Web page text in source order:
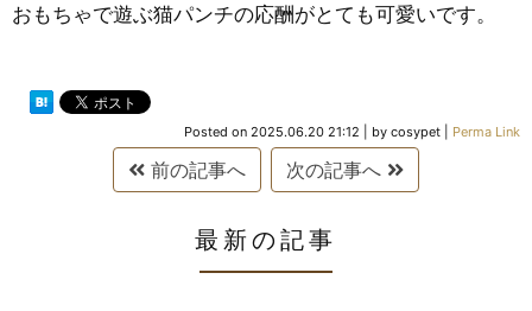
おもちゃで遊ぶ猫パンチの応酬がとても可愛いです。
Posted on 2025.06.20 21:12 by cosypet Perma Link
前の記事へ 次の記事へ
最新の記事